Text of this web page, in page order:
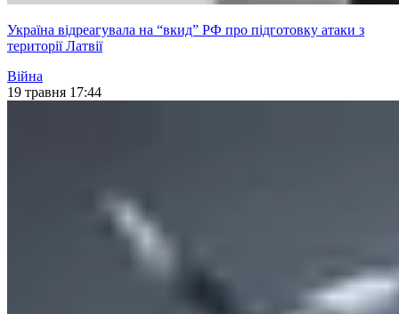
Україна відреагувала на “вкид” РФ про підготовку атаки з
території Латвії
Війна
19 травня 17:44